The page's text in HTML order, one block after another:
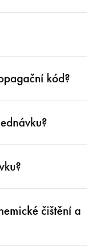
kód?
čištění a